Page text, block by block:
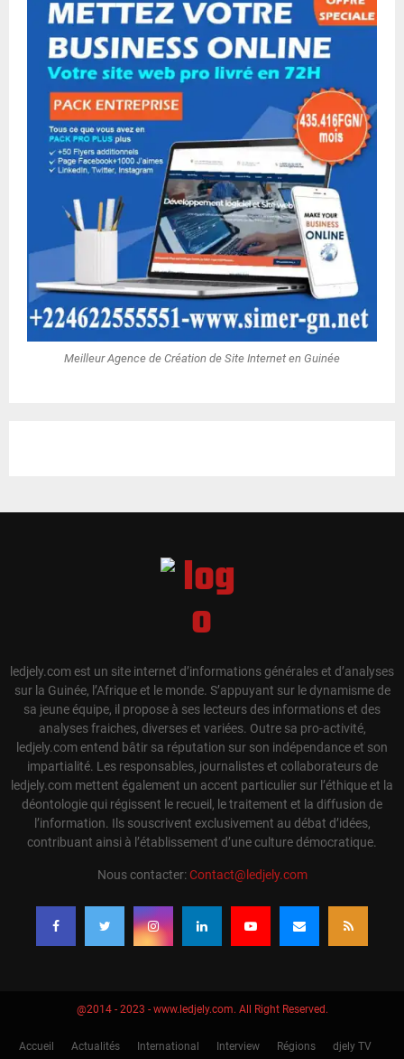
Meilleur Agence de Création de Site Internet en Guinée
ledjely.com est un site internet d’informations générales et d’analyses
sur la Guinée, l’Afrique et le monde. S’appuyant sur le dynamisme de
sa jeune équipe, il propose à ses lecteurs des informations et des
analyses fraiches, diverses et variées. Outre sa pro-activité,
ledjely.com entend bâtir sa réputation sur son indépendance et son
impartialité. Les responsables, journalistes et collaborateurs de
ledjely.com mettent également un accent particulier sur l’éthique et la
déontologie qui régissent le recueil, le traitement et la diffusion de
l’information. Ils souscrivent exclusivement au débat d’idées,
contribuant ainsi à l’établissement d’une culture démocratique.
Nous contacter:Contact@ledjely.com
@2014 - 2023 - www.ledjely.com. All Right Reserved.
Accueil Actualités International Interview Régions djely TV